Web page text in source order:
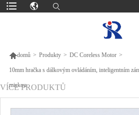
domů > Produkty > DC Coreless Motor >
10mm hračka s dálkovým ovládáním, inteligentním
miskou
VÍCE PRODUKTŮ